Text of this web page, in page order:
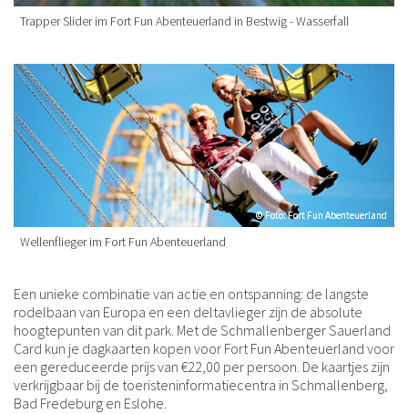
Trapper Slider im Fort Fun Abenteuerland in Bestwig - Wasserfall
© Foto: Fort Fun Abenteuerland
© Foto: Fort Fun Abenteuerland
Wellenflieger im Fort Fun Abenteuerland
Een unieke combinatie van actie en ontspanning: de langste
rodelbaan van Europa en een deltavlieger zijn de absolute
hoogtepunten van dit park. Met de Schmallenberger Sauerland
Card kun je dagkaarten kopen voor Fort Fun Abenteuerland voor
een gereduceerde prijs van €22,00 per persoon. De kaartjes zijn
verkrijgbaar bij de toeristeninformatiecentra in Schmallenberg,
Bad Fredeburg en Eslohe.